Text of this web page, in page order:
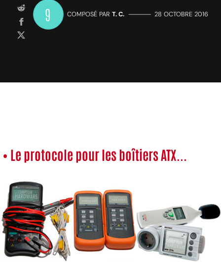
9 COMPOSÉ PAR T. C. ————— 28 OCTOBRE 2016
• Le protocole pour les boîtiers ATX...